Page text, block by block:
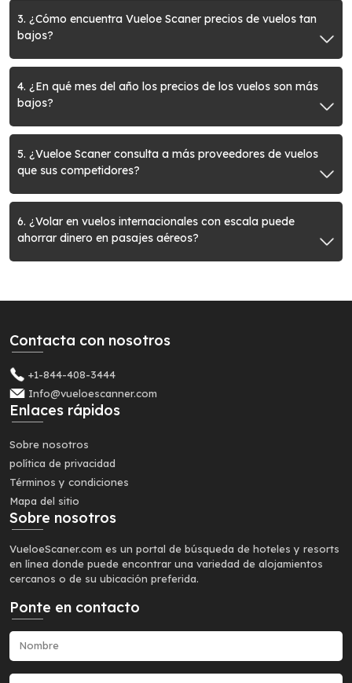
3. ¿Cómo encuentra Vueloe Scaner precios de vuelos tan
bajos?
4. ¿En qué mes del año los precios de los vuelos son más
bajos?
5. ¿Vueloe Scaner consulta a más proveedores de vuelos
que sus competidores?
6. ¿Volar en vuelos internacionales con escala puede
ahorrar dinero en pasajes aéreos?
Contacta con nosotros
+1-844-408-3444
Info@vueloescanner.com
Enlaces rápidos
Sobre nosotros
política de privacidad
Términos y condiciones
Mapa del sitio
Sobre nosotros
VueloeScaner.com es un portal de búsqueda de hoteles y resorts
en línea donde puede encontrar una variedad de alojamientos
cercanos o de su ubicación preferida.
Ponte en contacto